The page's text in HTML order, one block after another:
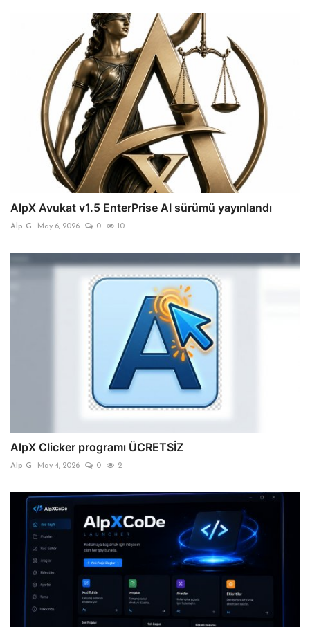
AlpX Avukat v1.5 EnterPrise AI sürümü yayınlandı
Alp G May 6, 2026 0 10
AlpX Clicker programı ÜCRETSİZ
Alp G May 4, 2026 0 2